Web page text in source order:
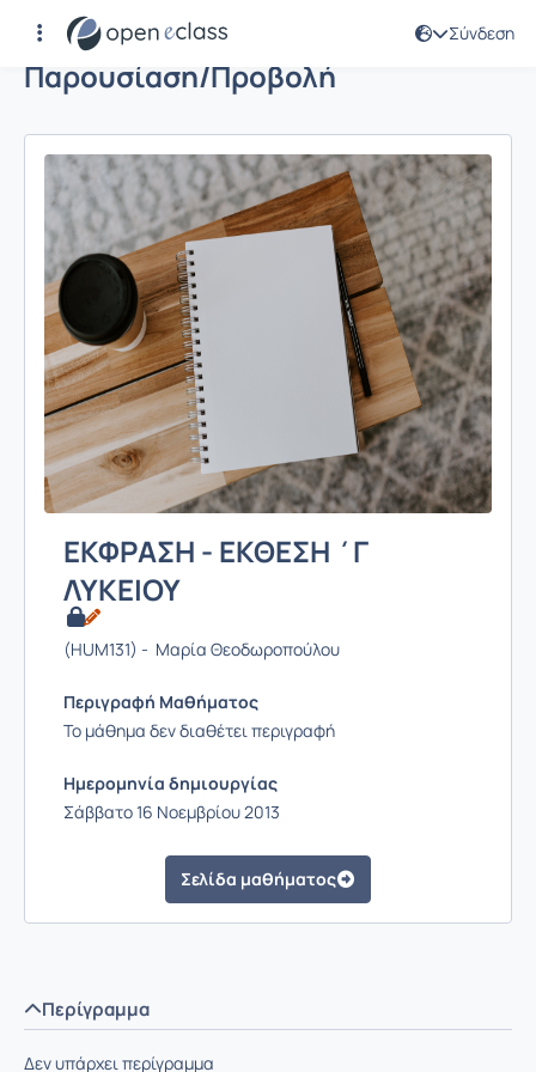
Σύνδεση
Παρουσίαση/Προβολή
ΕΚΦΡΑΣΗ - ΕΚΘΕΣΗ ΄Γ
ΛΥΚΕΙΟΥ
(HUM131) - Μαρία Θεοδωροπούλου
Περιγραφή Μαθήματος
Το μάθημα δεν διαθέτει περιγραφή
Ημερομηνία δημιουργίας
Σάββατο 16 Νοεμβρίου 2013
Σελίδα μαθήματος
Περίγραμμα
Δεν υπάρχει περίγραμμα